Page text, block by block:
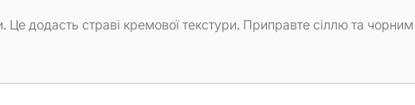
додасть страві кремової текстури. Приправте сіллю та чорним